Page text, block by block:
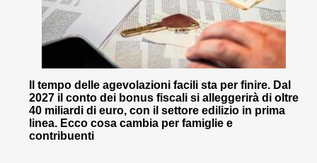
Il tempo delle agevolazioni facili sta per finire. Dal
2027 il conto dei bonus fiscali si alleggerirà di oltre
40 miliardi di euro, con il settore edilizio in prima
linea. Ecco cosa cambia per famiglie e
contribuenti